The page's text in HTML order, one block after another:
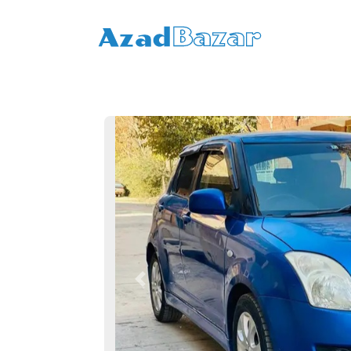
Previous